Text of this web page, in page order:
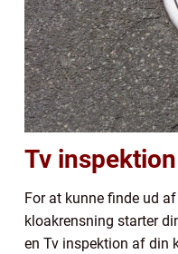
Tv
For at kunne finde ud
kloakrensning starter
en Tv inspektion af din